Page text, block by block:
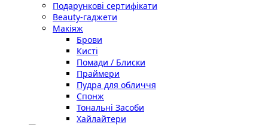
Подарункові сертифікати
Beauty-гаджети
Макіяж
Брови
Кисті
Помади / Блиски
Праймери
Пудра для обличчя
Спонж
Тональні Засоби
Хайлайтери